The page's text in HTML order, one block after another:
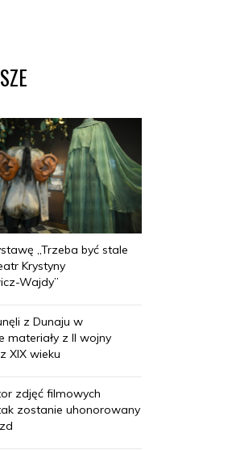
„Trzeba być stale
Krystyny
Wajdy”
z Dunaju w
materiały z II wojny
XIX wieku
zdjęć filmowych
zostanie uhonorowany